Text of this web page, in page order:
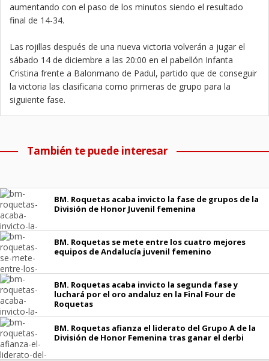
aumentando con el paso de los minutos siendo el resultado
final de 14-34.
Las rojillas después de una nueva victoria volverán a jugar el
sábado 14 de diciembre a las 20:00 en el pabellón Infanta
Cristina frente a Balonmano de Padul, partido que de conseguir
la victoria las clasificaria como primeras de grupo para la
siguiente fase.
También te puede interesar
BM. Roquetas acaba invicto la fase de grupos de la
División de Honor Juvenil femenina
BM. Roquetas se mete entre los cuatro mejores
equipos de Andalucía juvenil femenino
BM. Roquetas acaba invicto la segunda fase y
luchará por el oro andaluz en la Final Four de
Roquetas
BM. Roquetas afianza el liderato del Grupo A de la
División de Honor Femenina tras ganar el derbi